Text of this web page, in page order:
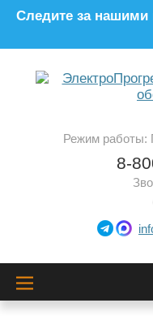
Следите за нашими
Режим работы:
8-